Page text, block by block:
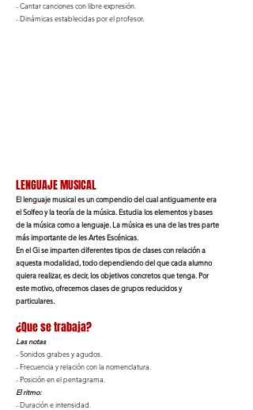
- Cantar canciones con libre expresión.
- Dinámicas establecidas por el profesor.
LENGUAJE MUSICAL
El lenguaje musical es un compendio del cual antiguamente era
el Solfeo y la teoría de la música. Estudia los elementos y bases
de la música como a lenguaje. La música es una de las tres parte
más importante de les Artes Escénicas.
En el Gi se imparten diferentes tipos de clases con relación a
aquesta modalidad, todo dependiendo del que cada alumno
quiera realizar, es decir, los objetivos concretos que tenga. Por
este motivo, ofrecemos clases de grupos reducidos y
particulares.
¿Que se trabaja?
Las notas
- Sonidos grabes y agudos.
- Frecuencia y relación con la nomenclatura.
- Posición en el pentagrama.
El ritmo:
- Duración e intensidad.